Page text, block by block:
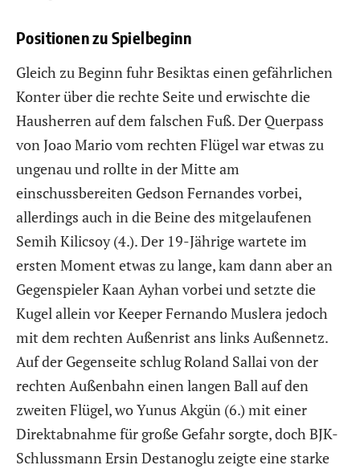
Positionen zu Spielbeginn
Gleich zu Beginn fuhr Besiktas einen gefährlichen
Konter über die rechte Seite und erwischte die
Hausherren auf dem falschen Fuß. Der Querpass
von Joao Mario vom rechten Flügel war etwas zu
ungenau und rollte in der Mitte am
einschussbereiten Gedson Fernandes vorbei,
allerdings auch in die Beine des mitgelaufenen
Semih Kilicsoy (4.). Der 19-Jährige wartete im
ersten Moment etwas zu lange, kam dann aber an
Gegenspieler Kaan Ayhan vorbei und setzte die
Kugel allein vor Keeper Fernando Muslera jedoch
mit dem rechten Außenrist ans links Außennetz.
Auf der Gegenseite schlug Roland Sallai von der
rechten Außenbahn einen langen Ball auf den
zweiten Flügel, wo Yunus Akgün (6.) mit einer
Direktabnahme für große Gefahr sorgte, doch BJK-
Schlussmann Ersin Destanoglu zeigte eine starke